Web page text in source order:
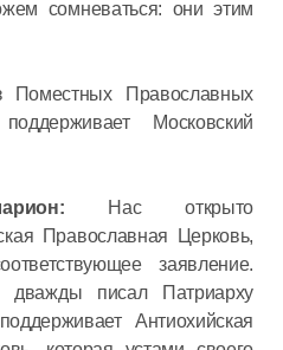
сомневаться: они этим
Поместных Православных
Московский
Нас открыто
Православная Церковь,
заявление.
дважды писал Патриарху
Антиохийская